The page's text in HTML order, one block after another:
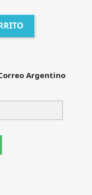
Argentino